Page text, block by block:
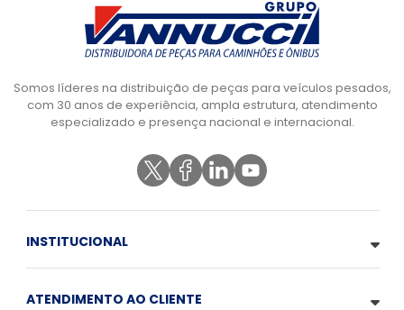
Somos líderes na distribuição de peças para veículos pesados,
com 30 anos de experiência, ampla estrutura, atendimento
especializado e presença nacional e internacional.
INSTITUCIONAL
ATENDIMENTO AO CLIENTE